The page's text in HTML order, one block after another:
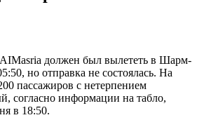
должен был вылететь в Шарм-
но отправка не состоялась. На
пассажиров с нетерпением
согласно информации на табло,
в 18:50.